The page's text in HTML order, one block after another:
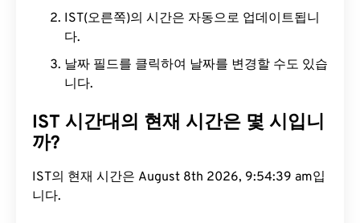
IST(오른쪽)의 시간은 자동으로 업데이트됩니
다.
날짜 필드를 클릭하여 날짜를 변경할 수도 있습
니다.
IST 시간대의 현재 시간은 몇 시입니
까?
IST의 현재 시간은 August 8th 2026, 9:54:40 am입
니다.